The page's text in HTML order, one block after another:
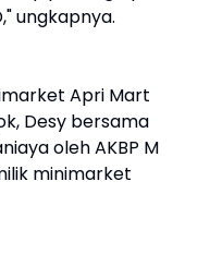
ungkapnya.
Apri Mart
Desy bersama
oleh AKBP M
minimarket